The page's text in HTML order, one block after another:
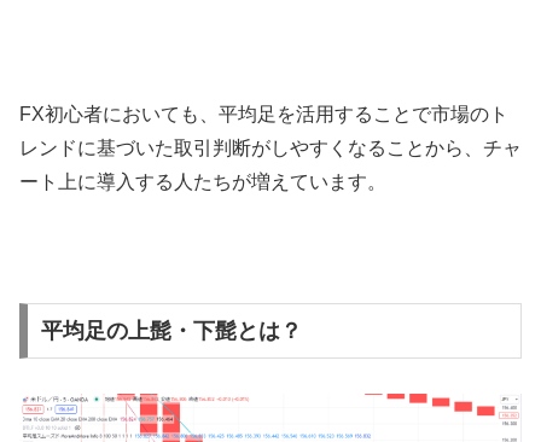
FX初心者においても、平均足を活用することで市場のト
レンドに基づいた取引判断がしやすくなることから、チャ
ート上に導入する人たちが増えています。
平均足の上髭・下髭とは？